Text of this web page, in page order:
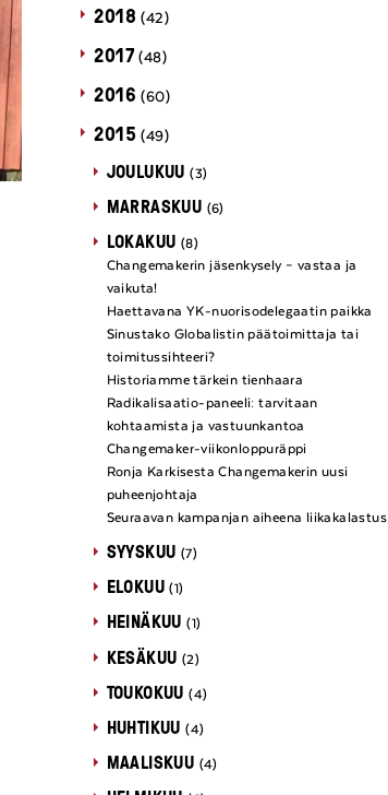
2018 (42)
2017 (48)
2016 (60)
2015 (49)
JOULUKUU (3)
MARRASKUU (6)
LOKAKUU (8)
Changemakerin jäsenkysely – vastaa ja
vaikuta!
Haettavana YK-nuorisodelegaatin paikka
Sinustako Globalistin päätoimittaja tai
toimitussihteeri?
Historiamme tärkein tienhaara
Radikalisaatio-paneeli: tarvitaan
kohtaamista ja vastuunkantoa
Changemaker-viikonloppuräppi
Ronja Karkisesta Changemakerin uusi
puheenjohtaja
Seuraavan kampanjan aiheena liikakalastus
SYYSKUU (7)
ELOKUU (1)
HEINÄKUU (1)
KESÄKUU (2)
TOUKOKUU (4)
HUHTIKUU (4)
MAALISKUU (4)